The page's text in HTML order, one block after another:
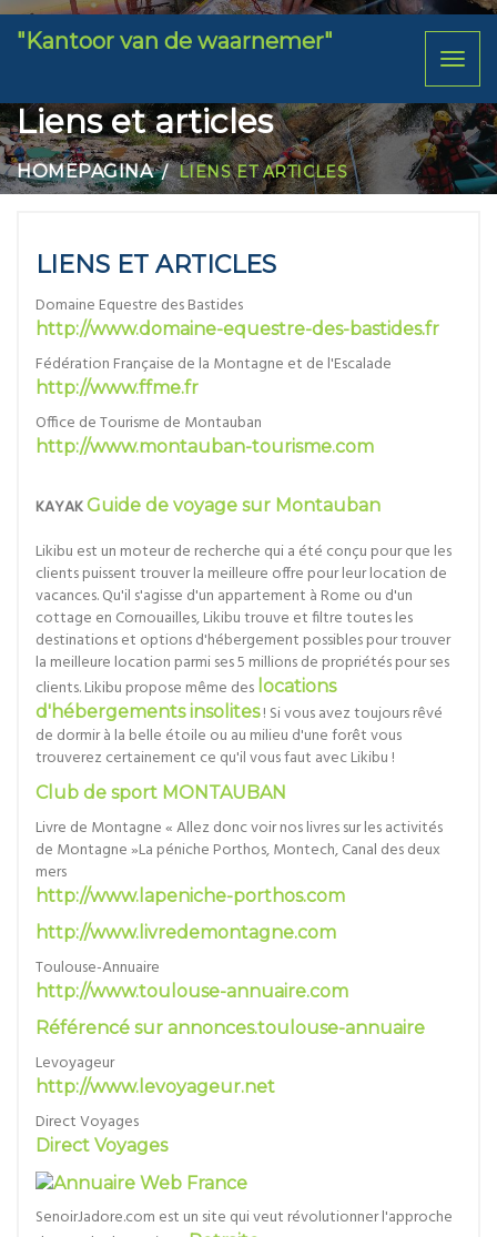
"Kantoor van de waarnemer"
Liens et articles
HOMEPAGINA LIENS ET ARTICLES
LIENS ET ARTICLES
Domaine Equestre des Bastides
http://www.domaine-equestre-des-bastides.fr
Fédération Française de la Montagne et de l'Escalade
http://www.ffme.fr
Office de Tourisme de Montauban
http://www.montauban-tourisme.com
KAYAKGuide de voyage sur Montauban
Likibu est un moteur de recherche qui a été conçu pour que les
clients puissent trouver la meilleure offre pour leur location de
vacances. Qu'il s'agisse d'un appartement à Rome ou d'un
cottage en Cornouailles, Likibu trouve et filtre toutes les
destinations et options d'hébergement possibles pour trouver
la meilleure location parmi ses 5 millions de propriétés pour ses
clients. Likibu propose même des locations
d'hébergements insolites! Si vous avez toujours rêvé
de dormir à la belle étoile ou au milieu d'une forêt vous
trouverez certainement ce qu'il vous faut avec Likibu !
Club de sport MONTAUBAN
Livre de Montagne « Allez donc voir nos livres sur les activités
de Montagne »La péniche Porthos, Montech, Canal des deux
mers
http://www.lapeniche-porthos.com
http://www.livredemontagne.com
Toulouse-Annuaire
http://www.toulouse-annuaire.com
Référencé sur annonces.toulouse-annuaire
Levoyageur
http://www.levoyageur.net
Direct Voyages
Direct Voyages
SenoirJadore.com est un site qui veut révolutionner l'approche